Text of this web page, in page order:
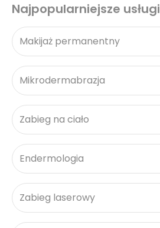
Najpopularniejsze usługi
Makijaż permanentny
Mikrodermabrazja
Zabieg na ciało
Endermologia
Zabieg laserowy